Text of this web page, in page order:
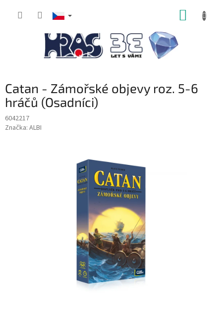
Catan - Zámořské objevy roz. 5-6
hráčů (Osadníci)
6042217
Značka: ALBI